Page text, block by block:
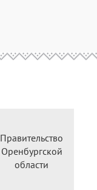
Правительство
Оренбургской
области